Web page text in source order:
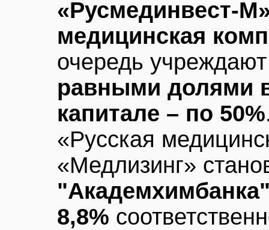
«Русмединвест-
медицинская
очередь
равными долями
капитале – по 50%
«Русская
«Медлизинг»
8,8%